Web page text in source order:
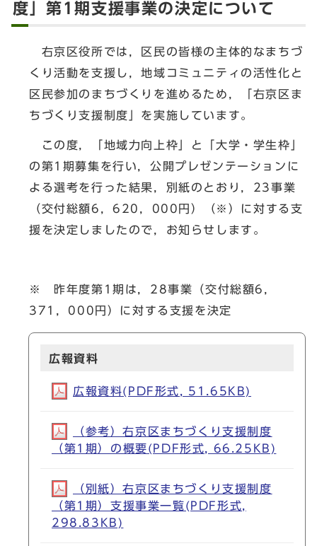
度」第1期支援事業の決定について
右京区役所では，区民の皆様の主体的なまちづ
くり活動を支援し，地域コミュニティの活性化と
区民参加のまちづくりを進めるため，「右京区ま
ちづくり支援制度」を実施しています。
この度，「地域力向上枠」と「大学・学生枠」
の第1期募集を行い，公開プレゼンテーションに
よる選考を行った結果，別紙のとおり，23事業
（交付総額6，620，000円）（※）に対する支
援を決定しましたので，お知らせします。
※ 昨年度第1期は，28事業（交付総額6，
371，000円）に対する支援を決定
広報資料
広報資料(PDF形式, 51.65KB)
（参考）右京区まちづくり支援制度
（第1期）の概要(PDF形式, 66.25KB)
（別紙）右京区まちづくり支援制度
（第1期）支援事業一覧(PDF形式,
298.83KB)